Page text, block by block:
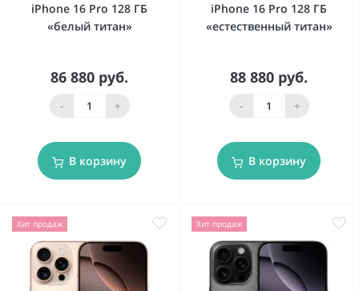
iPhone 16 Pro 128 ГБ
«белый титан»
86 880 руб.
- +
В корзину
iPhone 16 Pro 128 ГБ
«естественный титан»
88 880 руб.
- +
В корзину
Хит продаж Хит продаж